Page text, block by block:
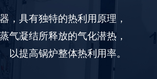
，具有独特的热利用原理，
气凝结所释放的气化潜热，
以提高锅炉整体热利用率。